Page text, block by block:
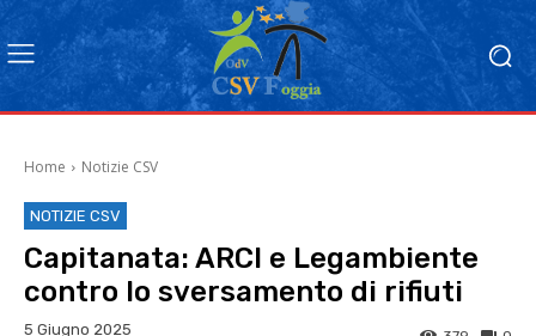
Home Notizie CSV
NOTIZIE CSV
Capitanata: ARCI e Legambiente
contro lo sversamento di rifiuti
5 Giugno 2025